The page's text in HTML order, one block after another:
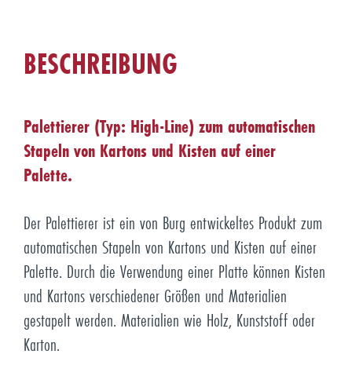
BESCHREIBUNG
Palettierer (Typ: High-Line) zum automatischen
Stapeln von Kartons und Kisten auf einer
Palette.
Der Palettierer ist ein von Burg entwickeltes Produkt zum
automatischen Stapeln von Kartons und Kisten auf einer
Palette. Durch die Verwendung einer Platte können Kisten
und Kartons verschiedener Größen und Materialien
gestapelt werden. Materialien wie Holz, Kunststoff oder
Karton.